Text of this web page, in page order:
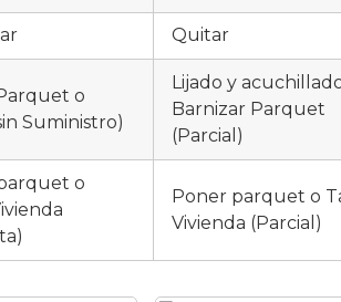
Quitar
o
Suministro)
Lijado y
Barnizar Parquet
(Parcial)
o
Poner parquet o
Vivienda (Parcial)